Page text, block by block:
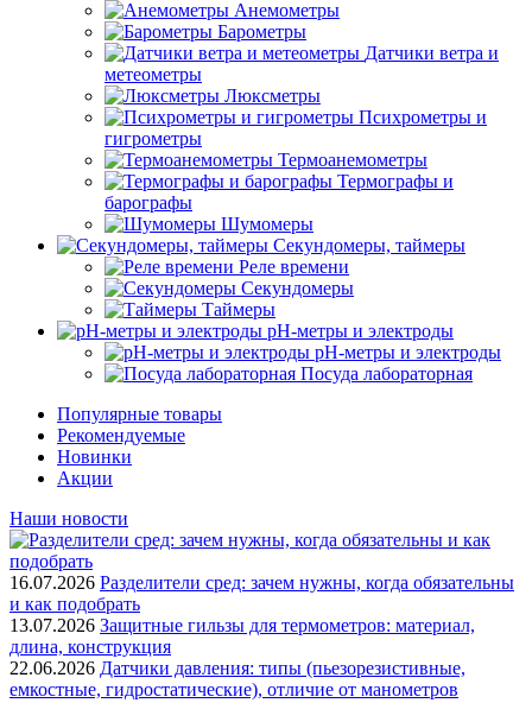
Анемометры
Барометры
Датчики ветра и
метеометры
Люксметры
Психрометры и
гигрометры
Термоанемометры
Термографы и
барографы
Шумомеры
Секундомеры, таймеры
Реле времени
Секундомеры
Таймеры
pH-метры и электроды
pH-метры и электроды
Посуда лабораторная
Популярные товары
Рекомендуемые
Новинки
Акции
Наши новости
16.07.2026 Разделители сред: зачем нужны, когда обязательны
и как подобрать
13.07.2026 Защитные гильзы для термометров: материал,
длина, конструкция
22.06.2026 Датчики давления: типы (пьезорезистивные,
емкостные, гидростатические), отличие от манометров